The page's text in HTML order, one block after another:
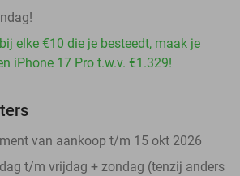
elke €10 die je besteedt, maak je
iPhone 17 Pro t.w.v. €1.329!
van aankoop t/m 15 okt 2026
t/m vrijdag + zondag (tenzij anders